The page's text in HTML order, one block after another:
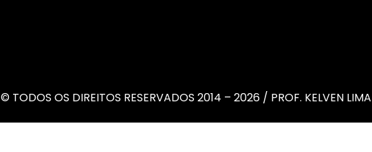
© TODOS OS DIREITOS RESERVADOS 2014 – 2026 / PROF. KELVEN